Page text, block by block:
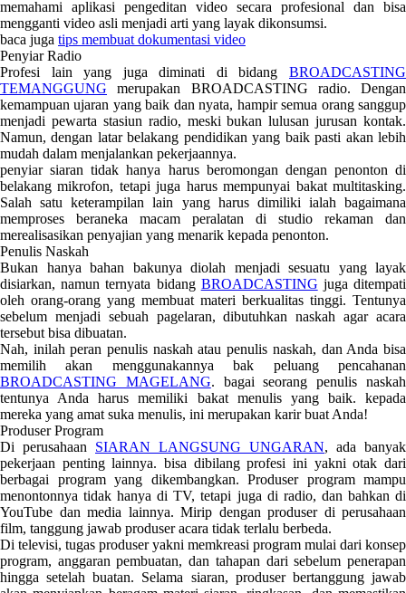
memahami aplikasi pengeditan video secara profesional dan bisa
mengganti video asli menjadi arti yang layak dikonsumsi.
baca juga tips membuat dokumentasi video
Penyiar Radio
Profesi lain yang juga diminati di bidang BROADCASTING
TEMANGGUNG merupakan BROADCASTING radio. Dengan
kemampuan ujaran yang baik dan nyata, hampir semua orang sanggup
menjadi pewarta stasiun radio, meski bukan lulusan jurusan kontak.
Namun, dengan latar belakang pendidikan yang baik pasti akan lebih
mudah dalam menjalankan pekerjaannya.
penyiar siaran tidak hanya harus beromongan dengan penonton di
belakang mikrofon, tetapi juga harus mempunyai bakat multitasking.
Salah satu keterampilan lain yang harus dimiliki ialah bagaimana
memproses beraneka macam peralatan di studio rekaman dan
merealisasikan penyajian yang menarik kepada penonton.
Penulis Naskah
Bukan hanya bahan bakunya diolah menjadi sesuatu yang layak
disiarkan, namun ternyata bidang BROADCASTING juga ditempati
oleh orang-orang yang membuat materi berkualitas tinggi. Tentunya
sebelum menjadi sebuah pagelaran, dibutuhkan naskah agar acara
tersebut bisa dibuatan.
Nah, inilah peran penulis naskah atau penulis naskah, dan Anda bisa
memilih akan menggunakannya bak peluang pencahanan
BROADCASTING MAGELANG. bagai seorang penulis naskah
tentunya Anda harus memiliki bakat menulis yang baik. kepada
mereka yang amat suka menulis, ini merupakan karir buat Anda!
Produser Program
Di perusahaan SIARAN LANGSUNG UNGARAN, ada banyak
pekerjaan penting lainnya. bisa dibilang profesi ini yakni otak dari
berbagai program yang dikembangkan. Produser program mampu
menontonnya tidak hanya di TV, tetapi juga di radio, dan bahkan di
YouTube dan media lainnya. Mirip dengan produser di perusahaan
film, tanggung jawab produser acara tidak terlalu berbeda.
Di televisi, tugas produser yakni memkreasi program mulai dari konsep
program, anggaran pembuatan, dan tahapan dari sebelum penerapan
hingga setelah buatan. Selama siaran, produser bertanggung jawab